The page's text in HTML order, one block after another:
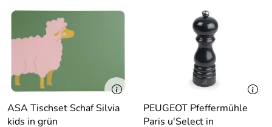
ASA Tischset Schaf Silvia
kids in grün
PEUGEOT Pfeffermühle
Paris u′Select in